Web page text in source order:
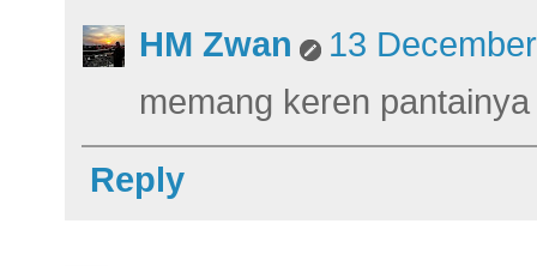
HM Zwan
13
memang keren
Reply